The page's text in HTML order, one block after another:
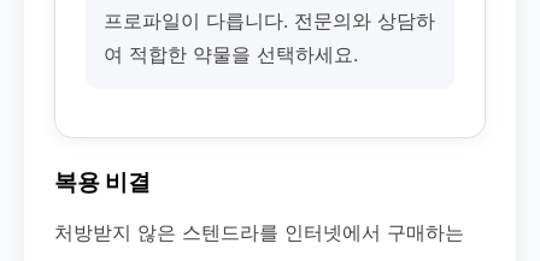
프로파일이 다릅니다. 전문의와 상담하
여 적합한 약물을 선택하세요.
복용 비결
처방받지 않은 스텐드라를 인터넷에서 구매하는